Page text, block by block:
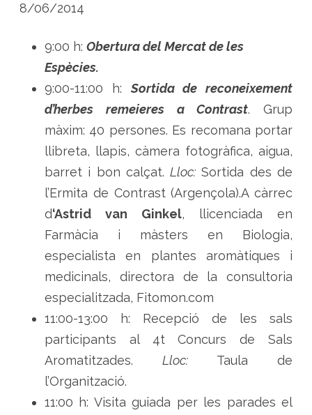
8/06/2014
9:00 h: Obertura del Mercat de les
Espècies.
9:00-11:00 h:Sortida de reconeixement
d’herbes remeieres a Contrast. Grup
màxim: 40 persones. Es recomana portar
llibreta, llapis, càmera fotogràfica, aigua,
barret i bon calçat.Lloc: Sortida des de
l’Ermita de Contrast (Argençola).A càrrec
d‘Astrid van Ginkel, llicenciada en
Farmàcia i màsters en Biologia,
especialista en plantes aromàtiques i
medicinals, directora de la consultoria
especialitzada, Fitomon.com
11:00-13:00 h: Recepció de les sals
participants al 4t Concurs de Sals
Aromatitzades. Lloc: Taula de
l’Organització.
11:00 h: Visita guiada per les parades el